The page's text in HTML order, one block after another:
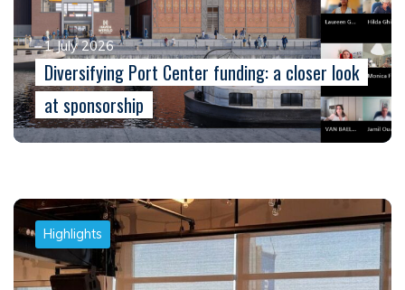
1 July 2026
Diversifying Port Center funding: a closer look
at sponsorship
Highlights